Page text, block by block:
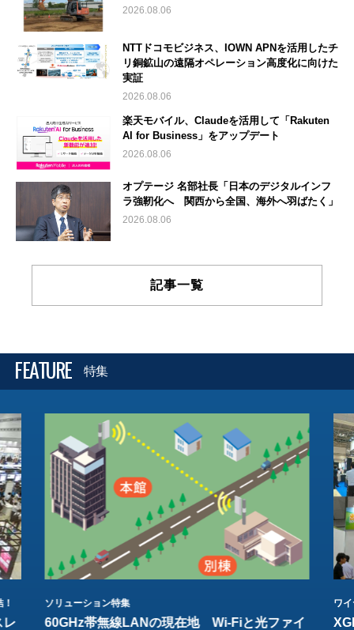
2026.08.06
NTTドコモビジネス、IOWN APNを活用したチ
リ銅鉱山の遠隔オペレーション高度化に向けた
実証
2026.08.06
楽天モバイル、Claudeを活用して「Rakuten
AI for Business」をアップデート
2026.08.06
オプテージ 名部社長「日本のデジタルインフ
ラ強靭化へ 関西から全国、海外へ羽ばたく」
2026.08.06
記事一覧
FEATURE 特集
レ
ソリューション特集
60GHz帯無線LANの現在地 Wi-Fiと光ファイ
ワ